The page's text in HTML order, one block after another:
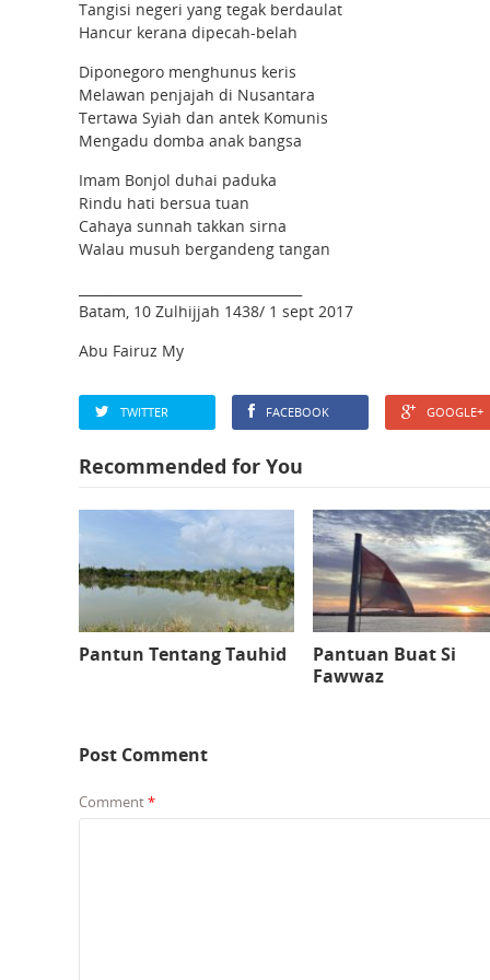
Tangisi negeri yang tegak berdaulat
Hancur kerana dipecah-belah
Diponegoro menghunus keris
Melawan penjajah di Nusantara
Tertawa Syiah dan antek Komunis
Mengadu domba anak bangsa
Imam Bonjol duhai paduka
Rindu hati bersua tuan
Cahaya sunnah takkan sirna
Walau musuh bergandeng tangan
Batam, 10 Zulhijjah 1438/ 1 sept 2017
Abu Fairuz My
TWITTER FACEBOOK GOOGLE+
Recommended for You
Pantun Tentang Tauhid
Pantuan Buat Si
Fawwaz
Post Comment
Comment*